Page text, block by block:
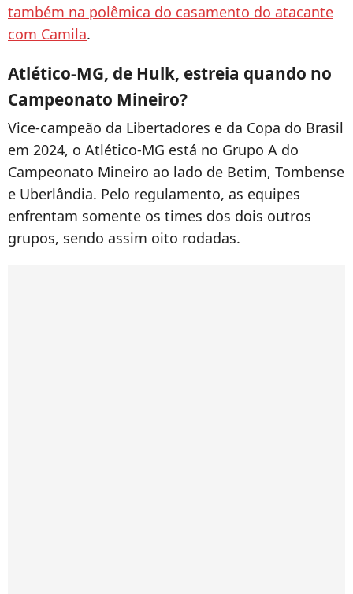
também na polêmica do casamento do atacante
com Camila.
Atlético-MG, de Hulk, estreia quando no
Campeonato Mineiro?
Vice-campeão da Libertadores e da Copa do Brasil
em 2024, o Atlético-MG está no Grupo A do
Campeonato Mineiro ao lado de Betim, Tombense
e Uberlândia. Pelo regulamento, as equipes
enfrentam somente os times dos dois outros
grupos, sendo assim oito rodadas.